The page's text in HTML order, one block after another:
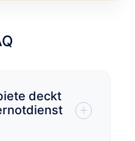
deckt